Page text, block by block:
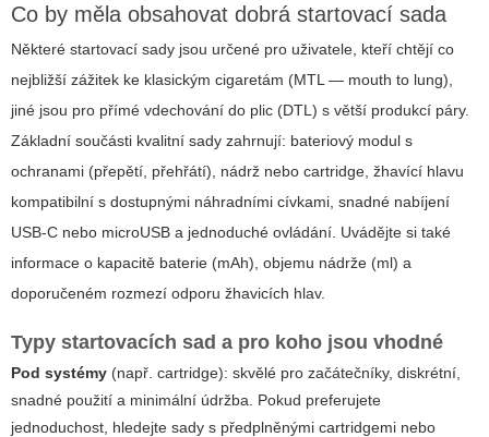
Co by měla obsahovat dobrá startovací sada
Některé startovací sady jsou určené pro uživatele, kteří chtějí co
nejbližší zážitek ke klasickým cigaretám (MTL — mouth to lung),
jiné jsou pro přímé vdechování do plic (DTL) s větší produkcí páry.
Základní součásti kvalitní sady zahrnují: bateriový modul s
ochranami (přepětí, přehřátí), nádrž nebo cartridge, žhavící hlavu
kompatibilní s dostupnými náhradními cívkami, snadné nabíjení
USB-C nebo microUSB a jednoduché ovládání. Uvádějte si také
informace o kapacitě baterie (mAh), objemu nádrže (ml) a
doporučeném rozmezí odporu žhavicích hlav.
Typy startovacích sad a pro koho jsou vhodné
Pod systémy (např. cartridge): skvělé pro začátečníky, diskrétní,
snadné použití a minimální údržba. Pokud preferujete
jednoduchost, hledejte sady s předplněnými cartridgemi nebo